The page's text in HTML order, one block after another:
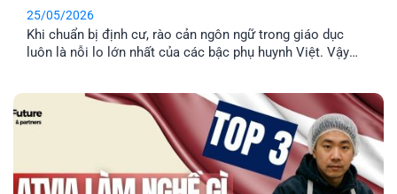
25/05/2026
Khi chuẩn bị định cư, rào cản ngôn ngữ trong giáo dục
luôn là nỗi lo lớn nhất của các bậc phụ huynh Việt. Vậy
địa phương? EFP sẽ giải đáp [...]